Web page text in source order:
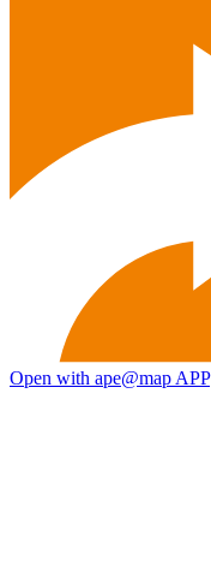
Open with ape@map APP